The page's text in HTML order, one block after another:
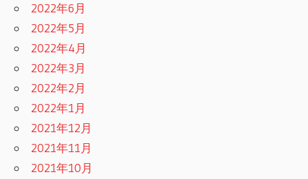
2022年6月
2022年5月
2022年4月
2022年3月
2022年2月
2022年1月
2021年12月
2021年11月
2021年10月